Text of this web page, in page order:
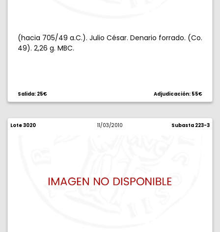
(hacia 705/49 a.C.). Julio César. Denario forrado. (Co.
49). 2,26 g. MBC.
Salida: 25€ Adjudicación: 55€
Lote 3020 11/03/2010 Subasta 223-3